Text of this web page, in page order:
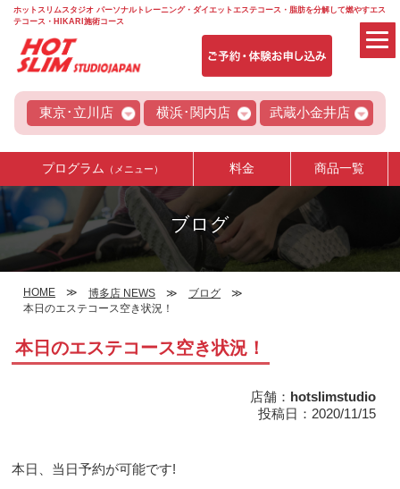
ホットスリムスタジオ パーソナルトレーニング・ダイエットエステコース・脂肪を分解して燃やすエス
テコース・HIKARI施術コース
東京･立川店 横浜･関内店 武蔵小金井店
プログラム （メニュー） 料金 商品一覧
ブログ
HOME 博多店 NEWS
ブログ
本日のエステコース空き状況！
本日のエステコース空き状況！
店舗： hotslimstudio
投稿日：2020/11/15
本日、当日予約が可能です!